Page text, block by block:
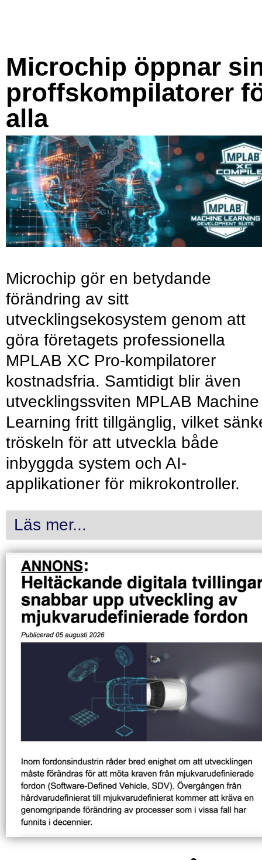
Microchip öppnar
proffskompilatorer
alla
Microchip gör en betydande
förändring av sitt
utvecklingsekosystem genom att
göra företagets professionella
MPLAB XC Pro-kompilatorer
kostnadsfria. Samtidigt blir även
utvecklingssviten MPLAB Machine
Learning fritt tillgänglig, vilket
tröskeln för att utveckla både
inbyggda system och AI-
applikationer för mikrokontroller.
Läs mer...